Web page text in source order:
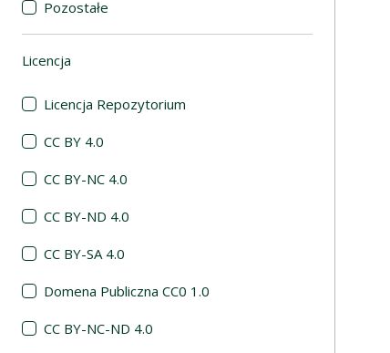
Pozostałe
Licencja
Licencja Repozytorium
CC BY 4.0
CC BY-NC 4.0
CC BY-ND 4.0
CC BY-SA 4.0
Domena Publiczna CC0 1.0
CC BY-NC-ND 4.0